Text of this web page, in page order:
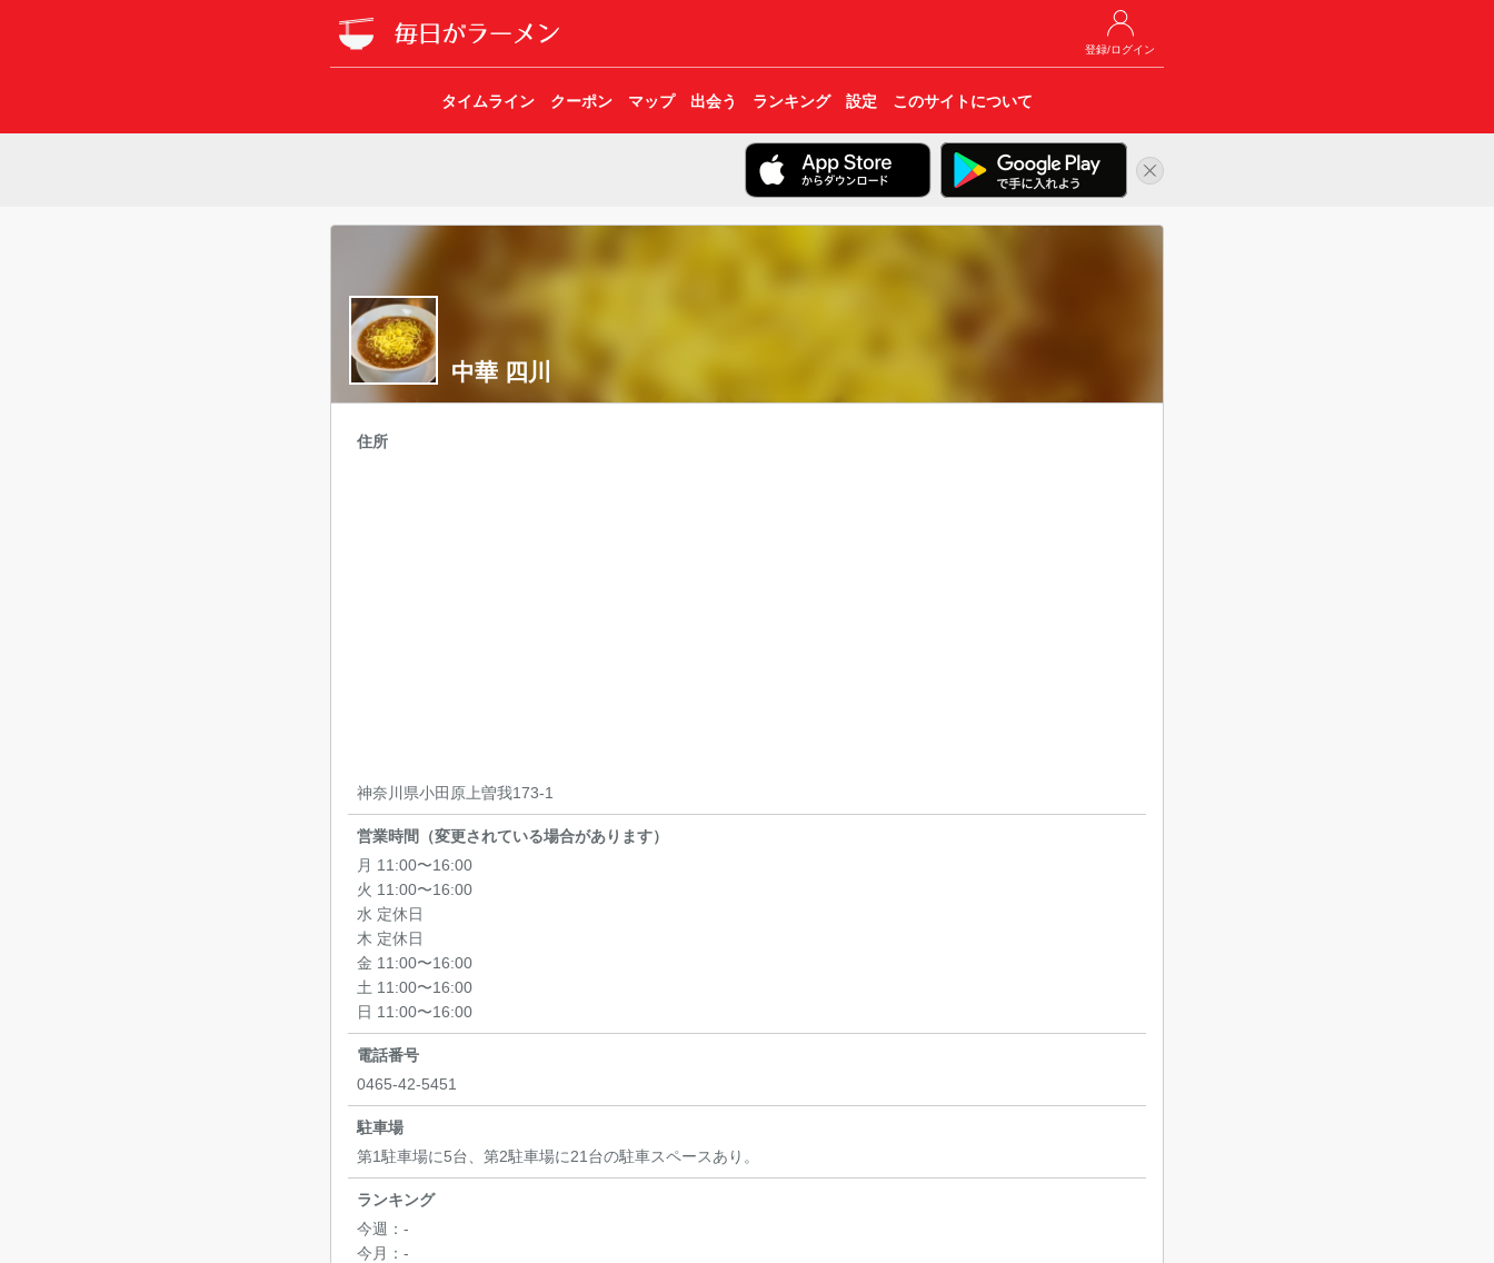
登録/ログイン
タイムライン クーポン マップ 出会う ランキング 設定 このサイトについて
中華 四川
住所
神奈川県小田原上曽我173-1
営業時間（変更されている場合があります）
月 11:00〜16:00
火 11:00〜16:00
水 定休日
木 定休日
金 11:00〜16:00
土 11:00〜16:00
日 11:00〜16:00
電話番号
0465-42-5451
駐車場
第1駐車場に5台、第2駐車場に21台の駐車スペースあり。
ランキング
今週： -
今月： -